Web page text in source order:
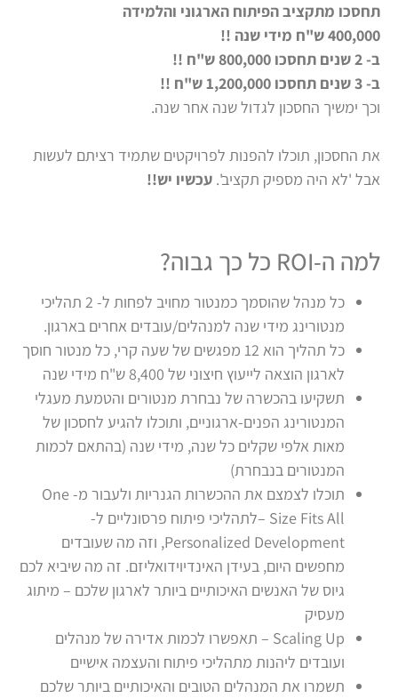
תחסכו מתקציב הפיתוח הארגוני והלמידה
400,000 ש"ח מידי שנה !!
ב- 2 שנים תחסכו 800,000 ש"ח
!!
ב- 3 שנים תחסכו 1,200,000 ש"ח
!!
וכך ימשיך החסכון לגדול שנה אחר שנה.
את החסכון, תוכלו להפנות לפרויקטים שתמיד רציתם לעשות
אבל 'לא היה מספיק תקציב'. עכשיו יש!!
למה ה-ROI כל כך גבוה?
כל מנהל שהוסמך כמנטור מחויב לפחות ל- 2 תהליכי
מנטורינג מידי שנה למנהלים/עובדים אחרים בארגון.
כל תהליך הוא 12 מפגשים של שעה קרי, כל מנטור חוסך
לארגון הוצאה לייעוץ חיצוני של 8,400 ש"ח מידי שנה
תשקיעו בהכשרה של נבחרת מנטורים והטמעת מעגלי
המנטורינג הפנים-ארגוניים, ותוכלו להגיע לחסכון של
מאות אלפי שקלים כל שנה, מידי שנה (בהתאם לכמות
המנטורים בנבחרת)
תוכלו לצמצם את ההכשרות הגנריות ולעבור מ- One
Size Fits All –לתהליכי פיתוח פרסונליים ל-
Personalized Development, וזה מה שעובדים
מחפשים היום, בעידן האינדיוידואליזם. זה מה שיביא לכם
גיוס של האנשים האיכותיים ביותר לארגון שלכם – מיתוג
מעסיק
Scaling Up – תאפשרו לכמות אדירה של מנהלים
ועובדים ליהנות מתהליכי פיתוח והעצמה אישיים
תשמרו את המנהלים הטובים והאיכותיים ביותר שלכם